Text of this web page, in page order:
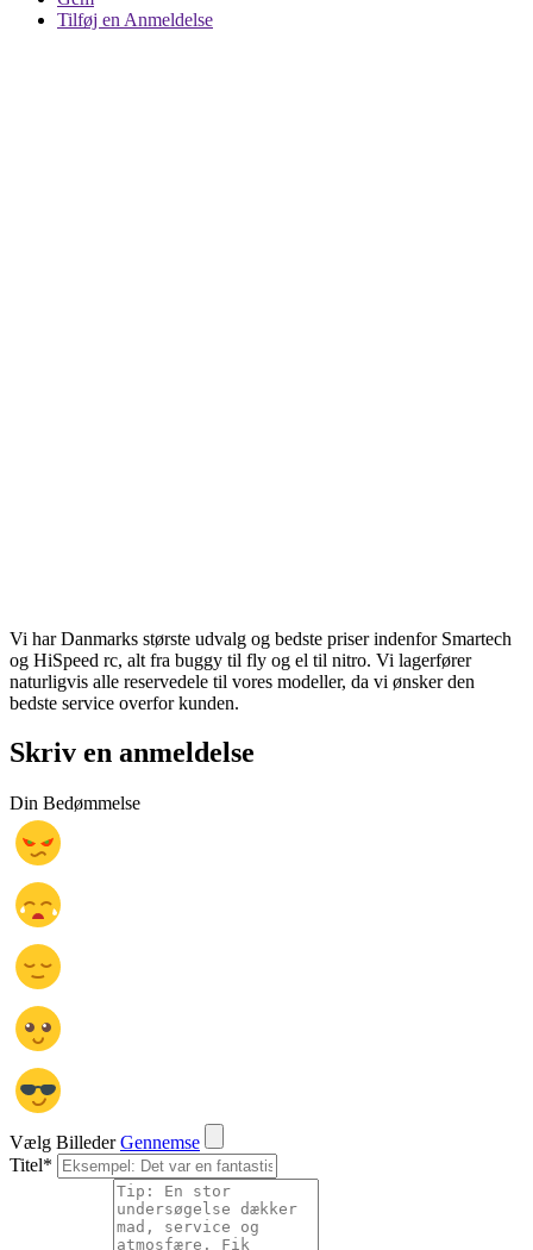
Tilføj en Anmeldelse
Vi har Danmarks største udvalg og bedste priser indenfor Smartech
og HiSpeed rc, alt fra buggy til fly og el til nitro. Vi lagerfører
naturligvis alle reservedele til vores modeller, da vi ønsker den
bedste service overfor kunden.
Skriv en anmeldelse
Din Bedømmelse
Vælg Billeder Gennemse
Titel*